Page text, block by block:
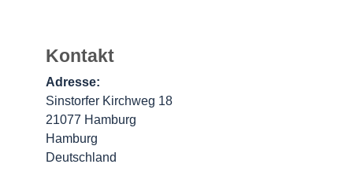
Kontakt
Adresse:
Sinstorfer Kirchweg 18
21077 Hamburg
Hamburg
Deutschland